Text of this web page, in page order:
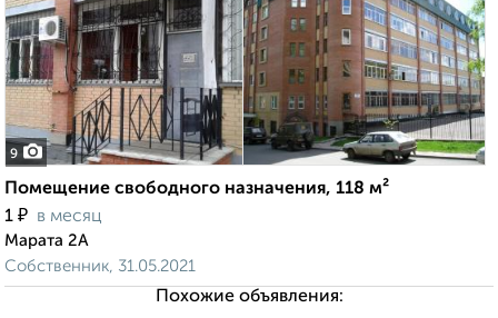
9
Помещение свободного назначения, 118 м²
1 ₽ в месяц
Марата 2А
Собственник, 31.05.2021
Похожие объявления: